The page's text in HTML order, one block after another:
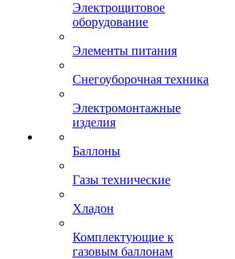
Электрощитовое
оборудование
Элементы питания
Снегоуборочная техника
Электромонтажные
изделия
Баллоны
Газы технические
Хладон
Комплектующие к
газовым баллонам